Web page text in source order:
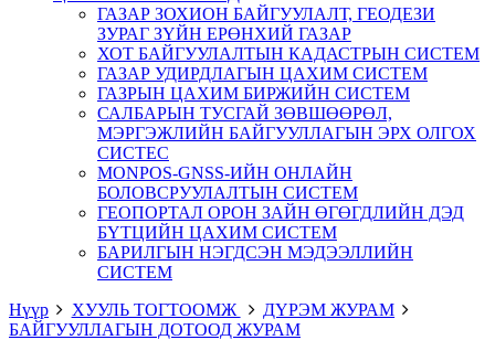
ГАЗАР ЗОХИОН БАЙГУУЛАЛТ, ГЕОДЕЗИ
ЗУРАГ ЗҮЙН ЕРӨНХИЙ ГАЗАР
ХОТ БАЙГУУЛАЛТЫН КАДАСТРЫН СИСТЕМ
ГАЗАР УДИРДЛАГЫН ЦАХИМ СИСТЕМ
ГАЗРЫН ЦАХИМ БИРЖИЙН СИСТЕМ
САЛБАРЫН ТУСГАЙ ЗӨВШӨӨРӨЛ,
МЭРГЭЖЛИЙН БАЙГУУЛЛАГЫН ЭРХ ОЛГОХ
СИСТЕС
MONPOS-GNSS-ИЙН ОНЛАЙН
БОЛОВСРУУЛАЛТЫН СИСТЕМ
ГЕОПОРТАЛ ОРОН ЗАЙН ӨГӨГДЛИЙН ДЭД
БҮТЦИЙН ЦАХИМ СИСТЕМ
БАРИЛГЫН НЭГДСЭН МЭДЭЭЛЛИЙН
СИСТЕМ
Нүүр
ХУУЛЬ ТОГТООМЖ
ДҮРЭМ ЖУРАМ
БАЙГУУЛЛАГЫН ДОТООД ЖУРАМ